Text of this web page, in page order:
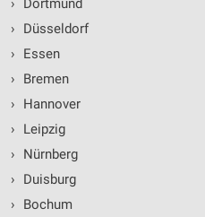
›
Dortmund
›
Düsseldorf
›
Essen
›
Bremen
›
Hannover
›
Leipzig
›
Nürnberg
›
Duisburg
›
Bochum